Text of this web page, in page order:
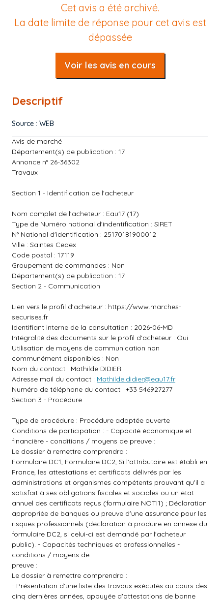
Cet avis a été archivé.
La date limite de réponse pour cet avis est
dépassée
Voir les avis en cours
Descriptif
Source : WEB
Avis de marché
Département(s) de publication : 17
Annonce n° 26-36302
Travaux
Section 1 - Identification de l'acheteur
Nom complet de l'acheteur : Eau17 (17)
Type de Numéro national d'indentification : SIRET
N° National d'identification : 25170181900012
Ville : Saintes Cedex
Code postal : 17119
Groupement de commandes : Non
Département(s) de publication : 17
Section 2 - Communication
Lien vers le profil d'acheteur : https://www.marches-
securises.fr
Identifiant interne de la consultation : 2026-06-MD
Intégralité des documents sur le profil d'acheteur : Oui
Utilisation de moyens de communication non
communément disponibles : Non
Nom du contact : Mathilde DIDIER
Adresse mail du contact : Mathilde.didier@eau17.fr
Numéro de téléphone du contact : +33 546927277
Section 3 - Procédure
Type de procédure : Procédure adaptée ouverte
Conditions de participation : - Capacité économique et
financière - conditions / moyens de preuve :
Le dossier à remettre comprendra :
Formulaire DC1, Formulaire DC2, Si l'attributaire est établi en
France, les attestations et certificats délivrés par les
administrations et organismes compétents prouvant qu'il a
satisfait à ses obligations fiscales et sociales ou un état
annuel des certificats reçus (formulaire NOTI1) ; Déclaration
appropriée de banques ou preuve d'une assurance pour les
risques professionnels (déclaration à produire en annexe du
formulaire DC2, si celui-ci est demandé par l'acheteur
public). - Capacités techniques et professionnelles -
conditions / moyens de
preuve :
Le dossier à remettre comprendra :
- Présentation d'une liste des travaux exécutés au cours des
cinq dernières années, appuyée d'attestations de bonne